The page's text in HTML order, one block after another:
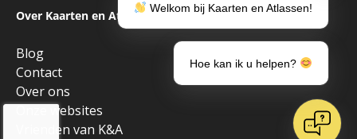
Over Kaarten en Atlassen
Blog
Contact
Over ons
Onze websites
Vrienden van K&A
Welkom bij Kaarten en Atlassen!
Hoe kan ik u helpen?